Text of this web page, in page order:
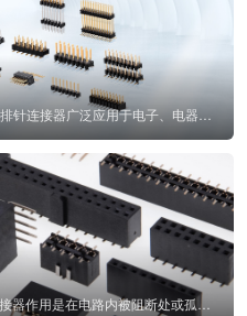
排母连接器Female Header，排母连接器作用是在电路内被阻断处或孤立不通...